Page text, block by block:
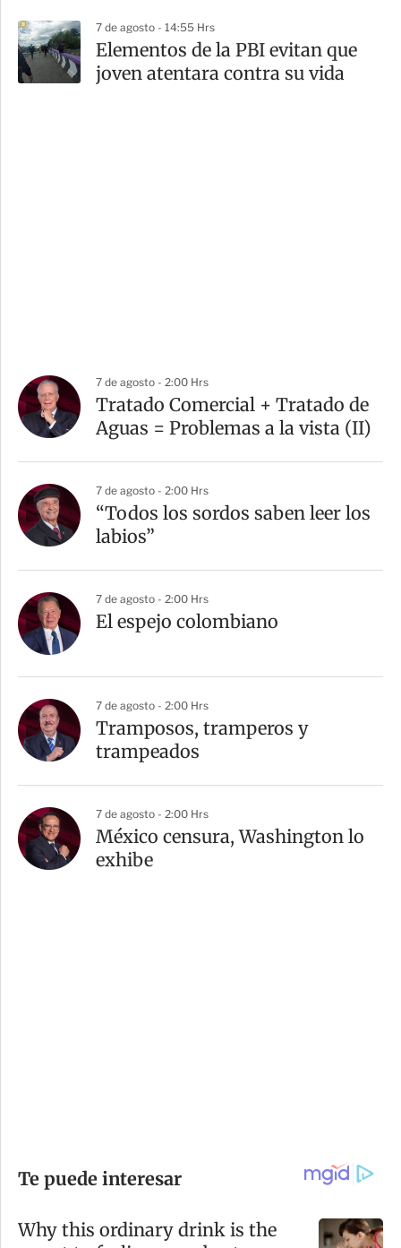
7 de agosto - 14:55 Hrs
Elementos de la PBI evitan que
joven atentara contra su vida
7 de agosto - 2:00 Hrs
Tratado Comercial + Tratado de
Aguas = Problemas a la vista (II)
7 de agosto - 2:00 Hrs
“Todos los sordos saben leer los
labios”
7 de agosto - 2:00 Hrs
El espejo colombiano
7 de agosto - 2:00 Hrs
Tramposos, tramperos y
trampeados
7 de agosto - 2:00 Hrs
México censura, Washington lo
exhibe